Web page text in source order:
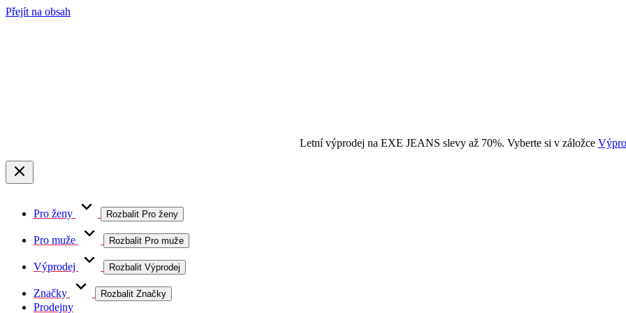
Přejít na obsah
Letní výprodej na EXE JEANS slevy až 70%. Vyberte si v záložce
Pro ženy Rozbalit Pro ženy
Pro muže Rozbalit Pro muže
Výprodej Rozbalit Výprodej
Značky Rozbalit Značky
Prodejny